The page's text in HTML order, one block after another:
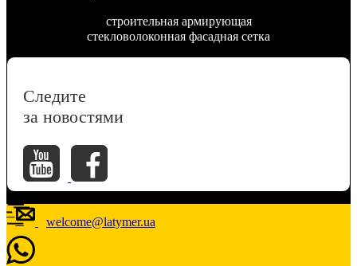
строительная армирующая
стекловолоконная фасадная сетка
Следите
за новостями
welcome@latymer.ua